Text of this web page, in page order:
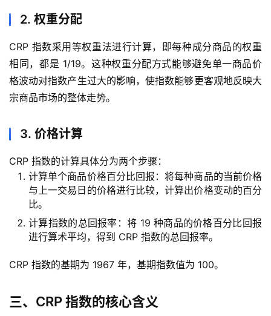
2. 权重分配
CRP 指数采用等权重法进行计算，即每种成分商品的权重
相同，都是 1/19。这种权重分配方式能够避免单一商品价
格波动对指数产生过大的影响，使指数能够更客观地反映大
宗商品市场的整体走势。
3. 价格计算
CRP 指数的计算具体分为两个步骤：
计算单个商品价格百分比回报：将每种商品的当前价格
与上一交易日的价格进行比较，计算出价格变动的百分
比。
计算指数的总回报率：将 19 种商品的价格百分比回报
进行算术平均，得到 CRP 指数的总回报率。
CRP 指数的基期为 1967 年，基期指数值为 100。
三、CRP 指数的核心含义